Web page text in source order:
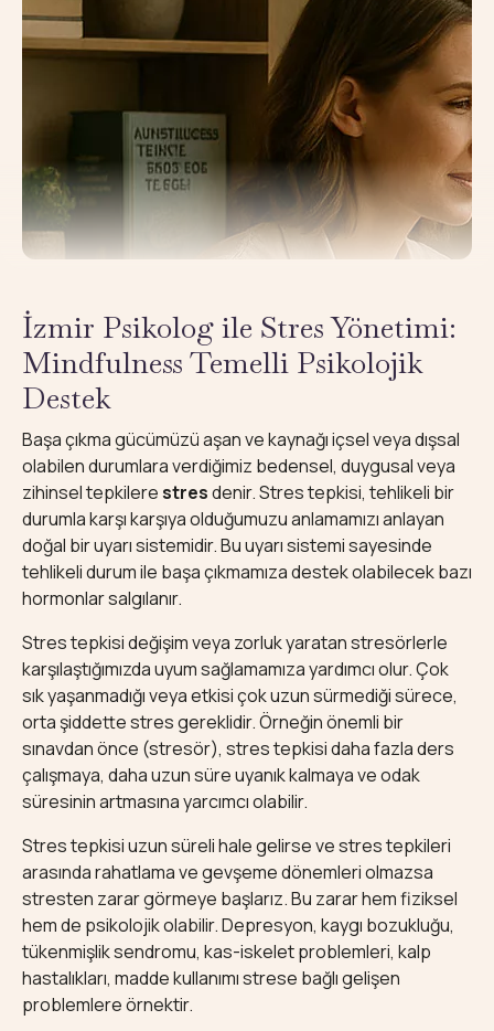
İzmir Psikolog ile Stres Yönetimi:
Mindfulness Temelli Psikolojik
Destek
Başa çıkma gücümüzü aşan ve kaynağı içsel veya dışsal
olabilen durumlara verdiğimiz bedensel, duygusal veya
zihinsel tepkilerestresdenir. Stres tepkisi, tehlikeli bir
durumla karşı karşıya olduğumuzu anlamamızı anlayan
doğal bir uyarı sistemidir. Bu uyarı sistemi sayesinde
tehlikeli durum ile başa çıkmamıza destek olabilecek bazı
hormonlar salgılanır.
Stres tepkisi değişim veya zorluk yaratan stresörlerle
karşılaştığımızda uyum sağlamamıza yardımcı olur. Çok
sık yaşanmadığı veya etkisi çok uzun sürmediği sürece,
orta şiddette stres gereklidir. Örneğin önemli bir
sınavdan önce (stresör), stres tepkisi daha fazla ders
çalışmaya, daha uzun süre uyanık kalmaya ve odak
süresinin artmasına yarcımcı olabilir.
Stres tepkisi uzun süreli hale gelirse ve stres tepkileri
arasında rahatlama ve gevşeme dönemleri olmazsa
stresten zarar görmeye başlarız. Bu zarar hem fiziksel
hem de psikolojik olabilir. Depresyon, kaygı bozukluğu,
tükenmişlik sendromu, kas-iskelet problemleri, kalp
hastalıkları, madde kullanımı strese bağlı gelişen
problemlere örnektir.